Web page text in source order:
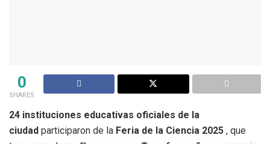
0
SHARES
24 instituciones educativas oficiales de la
ciudad participaron de la Feria de la Ciencia 2025 , que